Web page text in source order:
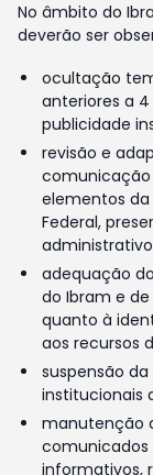
No âmbito do
deverão ser
ocultação
anteriores a
publicidade
revisão e
comunicação
elementos da
Federal,
adequação
do Ibram e de
quanto à
aos recursos
suspensão
institucionais
manutenção
comunicados
informativos,